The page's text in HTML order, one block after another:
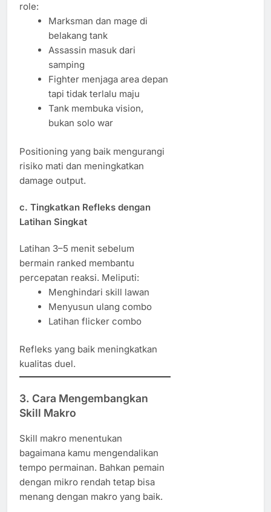
role:
Marksman dan mage di
belakang tank
Assassin masuk dari
samping
Fighter menjaga area depan
tapi tidak terlalu maju
Tank membuka vision,
bukan solo war
Positioning yang baik mengurangi
risiko mati dan meningkatkan
damage output.
c. Tingkatkan Refleks dengan
Latihan Singkat
Latihan 3–5 menit sebelum
bermain ranked membantu
percepatan reaksi. Meliputi:
Menghindari skill lawan
Menyusun ulang combo
Latihan flicker combo
Refleks yang baik meningkatkan
kualitas duel.
3. Cara Mengembangkan
Skill Makro
Skill makro menentukan
bagaimana kamu mengendalikan
tempo permainan. Bahkan pemain
dengan mikro rendah tetap bisa
menang dengan makro yang baik.